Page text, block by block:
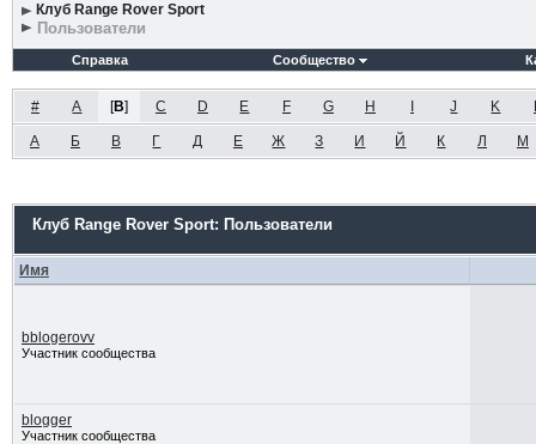
Клуб Range Rover Sport
Пользователи
Справка Сообщество
# A [B] C D E F G H J K
А Б В Г Д Е Ж З И Й К Л М
Клуб Range Rover Sport: Пользователи
Имя
bblogerovv
Участник сообщества
blogger
Участник сообщества